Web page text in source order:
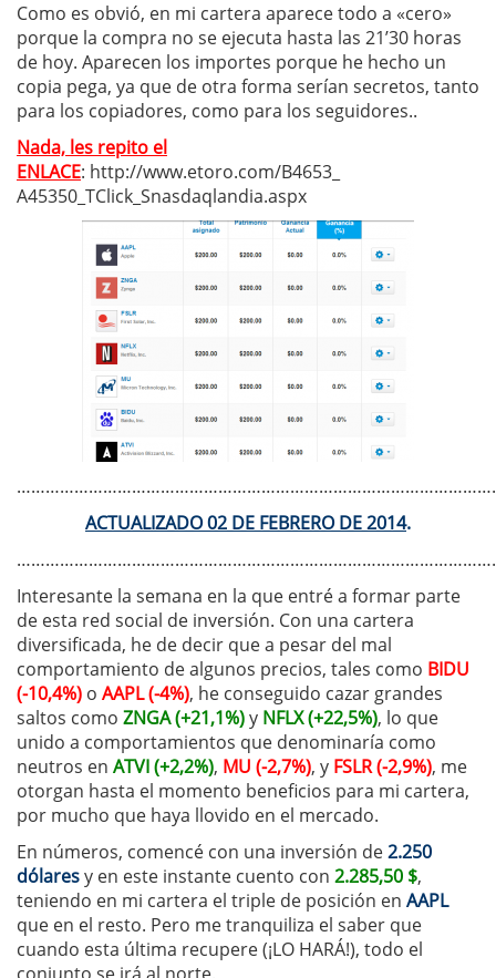
Como es obvió, en mi cartera aparece todo a «cero»
porque la compra no se ejecuta hasta las 21’30 horas
de hoy. Aparecen los importes porque he hecho un
copia pega, ya que de otra forma serían secretos, tanto
para los copiadores, como para los seguidores..
Nada, les repito el
ENLACE: http://www.etoro.com/B4653_
A45350_TClick_Snasdaqlandia.aspx
ACTUALIZADO 02 DE FEBRERO DE 2014.
Interesante la semana en la que entré a formar parte
de esta red social de inversión. Con una cartera
diversificada, he de decir que a pesar del mal
comportamiento de algunos precios, tales como BIDU
(-10,4%) o AAPL (-4%), he conseguido cazar grandes
saltos como ZNGA (+21,1%)y NFLX (+22,5%), lo que
unido a comportamientos que denominaría como
neutros en ATVI (+2,2%), MU (-2,7%), y FSLR (-2,9%), me
otorgan hasta el momento beneficios para mi cartera,
por mucho que haya llovido en el mercado.
En números, comencé con una inversión de2.250
dólaresy en este instante cuento con 2.285,50 $,
teniendo en mi cartera el triple de posición en AAPL
que en el resto. Pero me tranquiliza el saber que
cuando esta última recupere (¡LO HARÁ!), todo el